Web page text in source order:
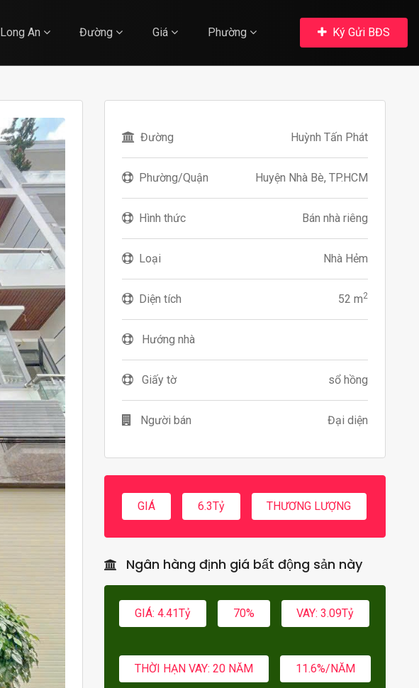
Long An Đường Giá Phường Ký Gửi BĐS
Đường Huỳnh Tấn Phát
Phường/Quận Huyện Nhà Bè, TP.HCM
Hình thức Bán nhà riêng
Loại Nhà Hẻm
Diện tích 52 m2
Hướng nhà
Giấy tờ sổ hồng
Người bán Đại diện
GIÁ 6.3Tỷ THƯƠNG LƯỢNG
Ngân hàng định giá bất động sản này
GIÁ: 4.41Tỷ 70% VAY: 3.09Tỷ
THỜI HẠN VAY: 20 NĂM 11.6%/NĂM